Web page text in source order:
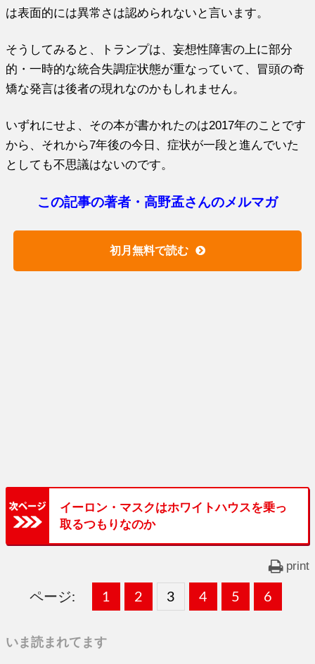
は表面的には異常さは認められないと言います。
そうしてみると、トランプは、妄想性障害の上に部分
的・一時的な統合失調症状態が重なっていて、冒頭の奇
矯な発言は後者の現れなのかもしれません。
いずれにせよ、その本が書かれたのは2017年のことです
から、それから7年後の今日、症状が一段と進んでいた
としても不思議はないのです。
この記事の著者・高野孟さんのメルマガ
初月無料で読む
イーロン・マスクはホワイトハウスを乗っ
取るつもりなのか
print
ページ:
固
1 ,
固
2 ,
固
3 ,
固
4 ,
固
5 ,
固
6
いま読まれてます